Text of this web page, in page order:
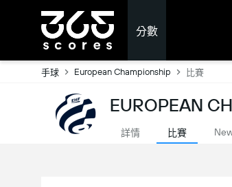
分數
手球 European Championship 比賽
EUROPEAN
詳情 比賽